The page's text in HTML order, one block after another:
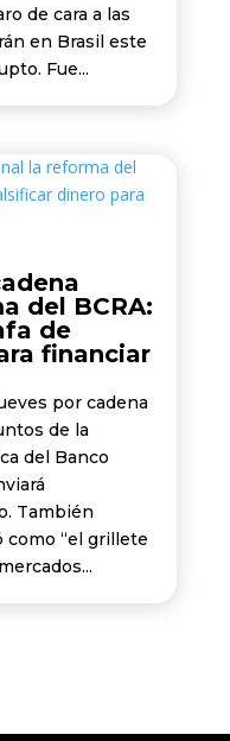
de cara a las
en Brasil este
Fue...
del BCRA:
de
financiar
por cadena
de la
del Banco
También
“el grillete